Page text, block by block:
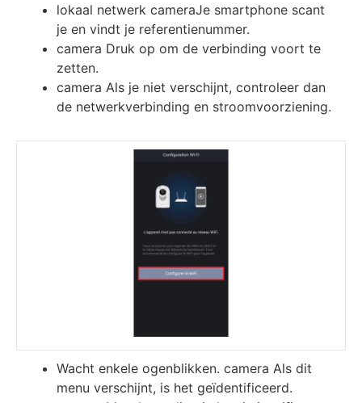
lokaal netwerk cameraJe smartphone scant
je en vindt je referentienummer.
camera Druk op om de verbinding voort te
zetten.
camera Als je niet verschijnt, controleer dan
de netwerkverbinding en stroomvoorziening.
Wacht enkele ogenblikken. camera Als dit
menu verschijnt, is het geïdentificeerd.